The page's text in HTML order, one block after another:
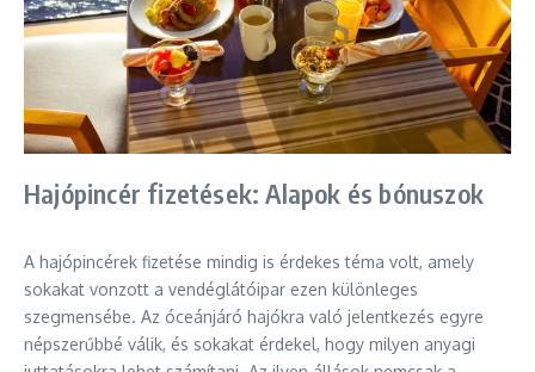
Hajópincér fizetések: Alapok és bónuszok
A hajópincérek fizetése mindig is érdekes téma volt, amely
sokakat vonzott a vendéglátóipar ezen különleges
szegmensébe. Az óceánjáró hajókra való jelentkezés egyre
népszerűbbé válik, és sokakat érdekel, hogy milyen anyagi